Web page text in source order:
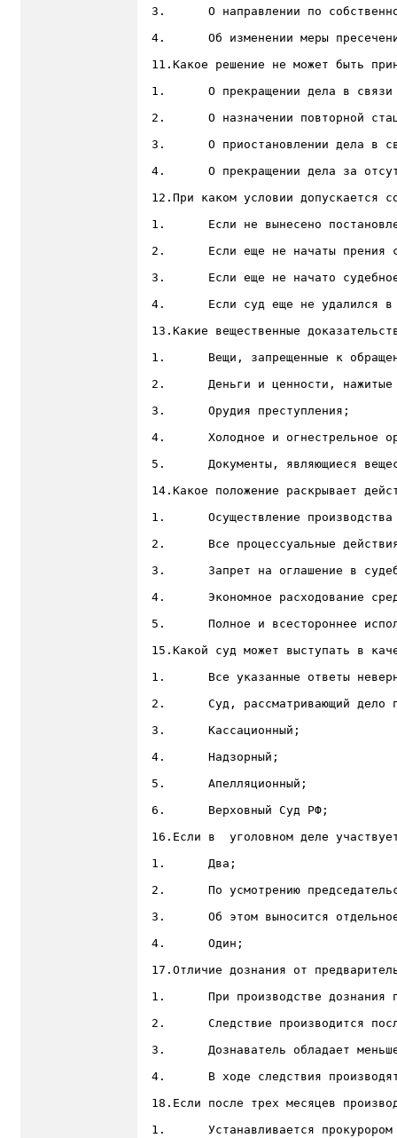
3.	О направлении по собственной инициативе уголовного дела на дополнительное расследование;
4.	Об изменении меры пресечения;
11.Какое решение не может быть
1.	О прекращении дела в связи с примирением с потерпевшим;
2.	О назначении повторной стационарной судебно-психиатрической экспертизы;
3.	О приостановлении дела в связи с болезнью обвиняемого;
4.	О прекращении дела за отсутствием события преступления;
12.При каком условии допускается
1.	Если не вынесено постановление о назначении судебного заседания;
2.	Если еще не начаты прения сторон;
3.	Если еще не начато судебное следствие;
4.	Если суд еще не удалился в совещательную комнату;
13.Какие вещественные
1.	Вещи, запрещенные к обращению;
2.	Деньги и ценности, нажитые преступным путем;
3.	Орудия преступления;
4.	Холодное и огнестрельное оружие;
5.	Документы, являющиеся вещественными доказательствами;
14.Какое положение раскрывает
1.	Осуществление производства по делу только теми лицами, которые предусмотрены законом;
2.	Все процессуальные действия по расследуемому уголовному делу должны быть выполнены лично следователем;
3.	Запрет на оглашение в судебном следствии протоколов допросов свидетелей, составленных в ходе предварительного расследования;
4.	Экономное расходование средств при производстве по делу;
5.	Полное и всестороннее использование процессуальных средств;
15.Какой суд может выступать в
1.	Все указанные ответы неверные;
2.	Суд, рассматривающий дело по вновь открывшимся обстоятельствам;
3.	Кассационный;
4.	Надзорный;
5.	Апелляционный;
6.	Верховный Суд РФ;
16.Если в  уголовном деле
1.	Два;
2.	По усмотрению председательствующего;
3.	Об этом выносится отдельное определение всего состава суда;
4.	Один;
17.Отличие дознания от
1.	При производстве дознания применяются меры принуждения;
2.	Следствие производится после возбуждения уголовного дела;
3.	Дознаватель обладает меньшей процессуальной самостоятельностью, чем следователь;
4.	В ходе следствия производятся следственные действия;
18.Если после трех месяцев
1.	Устанавливается прокурором субъекта Российской Федерации, в пределах до одного месяца;